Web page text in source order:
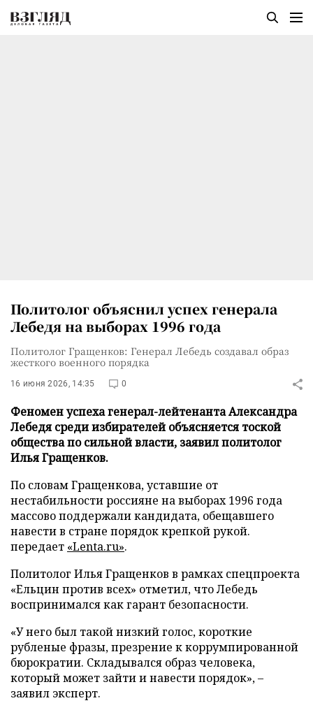
Политолог объяснил успех генерала
Лебедя на выборах 1996 года
Политолог Гращенков: Генерал Лебедь создавал образ
жесткого военного порядка
16 июня 2026, 14:35 0
Феномен успеха генерал-лейтенанта Александра
Лебедя среди избирателей объясняется тоской
общества по сильной власти, заявил политолог
Илья Гращенков.
По словам Гращенкова, уставшие от
нестабильности россияне на выборах 1996 года
массово поддержали кандидата, обещавшего
навести в стране порядок крепкой рукой.
передает «Lenta.ru».
Политолог Илья Гращенков в рамках спецпроекта
«Ельцин против всех» отметил, что Лебедь
воспринимался как гарант безопасности.
«У него был такой низкий голос, короткие
рубленые фразы, презрение к коррумпированной
бюрократии. Складывался образ человека,
который может зайти и навести порядок», –
заявил эксперт.